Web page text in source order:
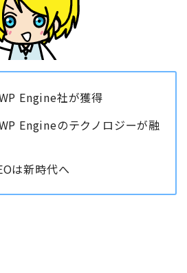
Engine社が獲得
Engineのテクノロジーが融
は新時代へ